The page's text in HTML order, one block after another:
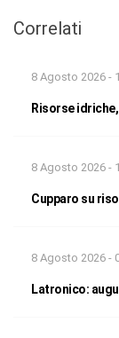
Correlati
8 Agosto 2026 -
Risorse
8 Agosto 2026 -
Cupparo su
8 Agosto 2026 -
Latronico: